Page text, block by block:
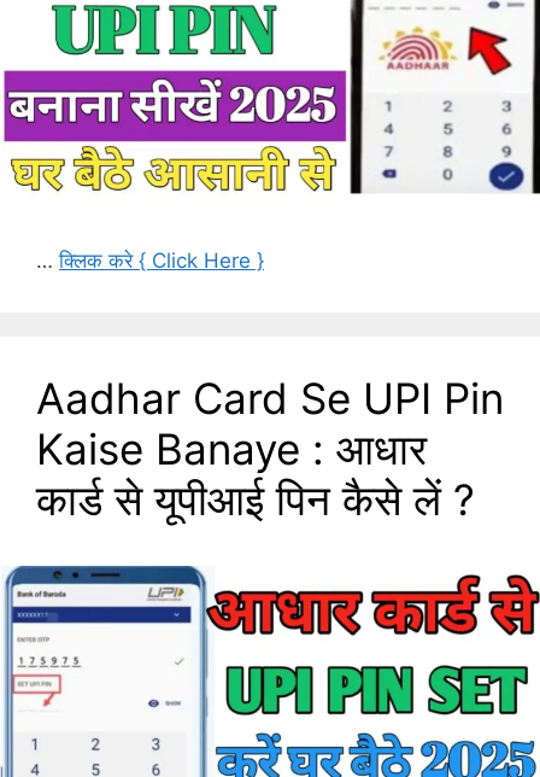
…क्लिक करे { Click Here }
Aadhar Card Se UPI Pin
Kaise Banaye : आधार
कार्ड से यूपीआई पिन कैसे लें ?